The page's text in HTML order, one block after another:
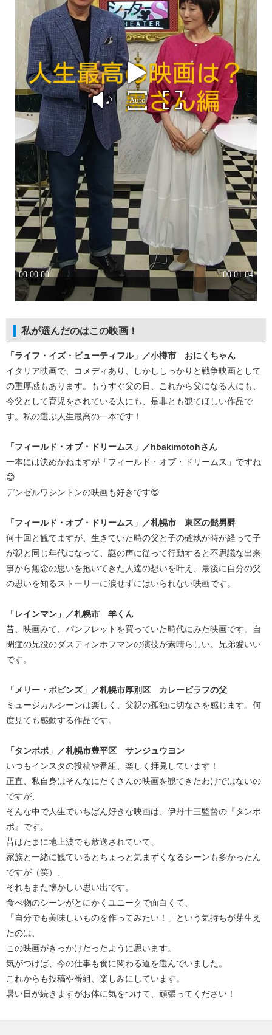
私が選んだのはこの映画！
「ライフ・イズ・ビューティフル」／小樽市 おにくちゃん
イタリア映画で、コメディあり、しかししっかりと戦争映画として
の重厚感もあります。もうすぐ父の日、これから父になる人にも、
今父として育児をされている人にも、是非とも観てほしい作品で
す。私の選ぶ人生最高の一本です！
「フィールド・オブ・ドリームス」／hbakimotohさん
一本には決めかねますが「フィールド・オブ・ドリームス」ですね
😊
デンゼルワシントンの映画も好きです😊
「フィールド・オブ・ドリームス」／札幌市 東区の髭男爵
何十回と観てますが、生きていた時の父と子の確執が時が経って子
が親と同じ年代になって、謎の声に従って行動すると不思議な出来
事から無念の思いを抱いてきた人達の想いを叶え、最後に自分の父
の思いを知るストーリーに涙せずにはいられない映画です。
「レインマン」／札幌市 羊くん
昔、映画みて、パンフレットを買っていた時代にみた映画です。自
閉症の兄役のダスティンホフマンの演技が素晴らしい。兄弟愛いい
です。
「メリー・ポピンズ」／札幌市厚別区 カレーピラフの父
ミュージカルシーンは楽しく、父親の孤独に切なさを感じます。何
度見ても感動する作品です。
「タンポポ」／札幌市豊平区 サンジュウヨン
いつもインスタの投稿や番組、楽しく拝見しています！
正直、私自身はそんなにたくさんの映画を観てきたわけではないの
ですが、
そんな中で人生でいちばん好きな映画は、伊丹十三監督の『タンポ
ポ』です。
昔はたまに地上波でも放送されていて、
家族と一緒に観ているとちょっと気まずくなるシーンも多かったん
ですが（笑）、
それもまた懐かしい思い出です。
食べ物のシーンがとにかくユニークで面白くて、
「自分でも美味しいものを作ってみたい！」という気持ちが芽生え
たのは、
この映画がきっかけだったように思います。
気がつけば、今の仕事も食に関わる道を選んでいました。
これからも投稿や番組、楽しみにしています。
暑い日が続きますがお体に気をつけて、頑張ってください！